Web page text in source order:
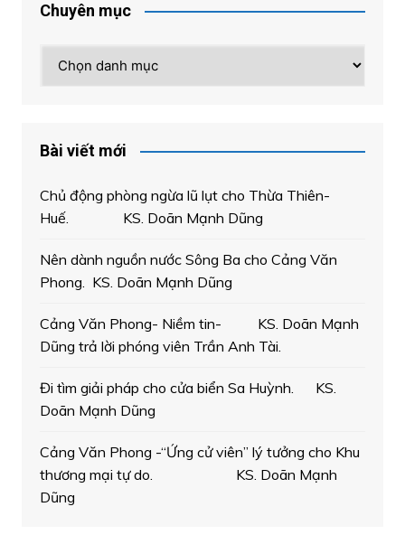
Chuyên mục
mục
Bài viết mới
Chủ động phòng ngừa lũ lụt cho Thừa Thiên-
Huế. KS. Doãn Mạnh Dũng
Nên dành nguồn nước Sông Ba cho Cảng Văn
Phong. KS. Doãn Mạnh Dũng
Cảng Văn Phong- Niềm tin- KS. Doãn Mạnh
Dũng trả lời phóng viên Trần Anh Tài.
Đi tìm giải pháp cho cửa biển Sa Huỳnh. KS.
Doãn Mạnh Dũng
Cảng Văn Phong -“Ứng cử viên” lý tưởng cho Khu
thương mại tự do. KS. Doãn Mạnh
Dũng